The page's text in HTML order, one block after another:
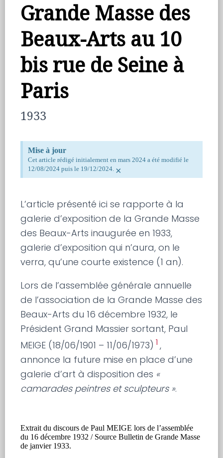
Grande Masse des
Beaux-Arts au 10
bis rue de Seine à
Paris
1933
Mise à jour
Cet article rédigé initialement en mars 2024 a été modifié le
12/08/2024 puis le 19/12/2024. ×
L’article présenté ici se rapporte à la
galerie d’exposition de la Grande Masse
des Beaux-Arts inaugurée en 1933,
galerie d’exposition qui n’aura, on le
verra, qu’une courte existence (1 an).
Lors de l’assemblée générale annuelle
de l’association de la Grande Masse des
Beaux-Arts du 16 décembre 1932, le
Président Grand Massier sortant, Paul
MEIGE (18/06/1901 – 11/06/1973) 1 ,
annonce la future mise en place d’une
galerie d’art à disposition des «
camarades peintres et sculpteurs ».
Extrait du discours de Paul MEIGE lors de l’assemblée
du 16 décembre 1932 / Source Bulletin de Grande Masse
de janvier 1933.